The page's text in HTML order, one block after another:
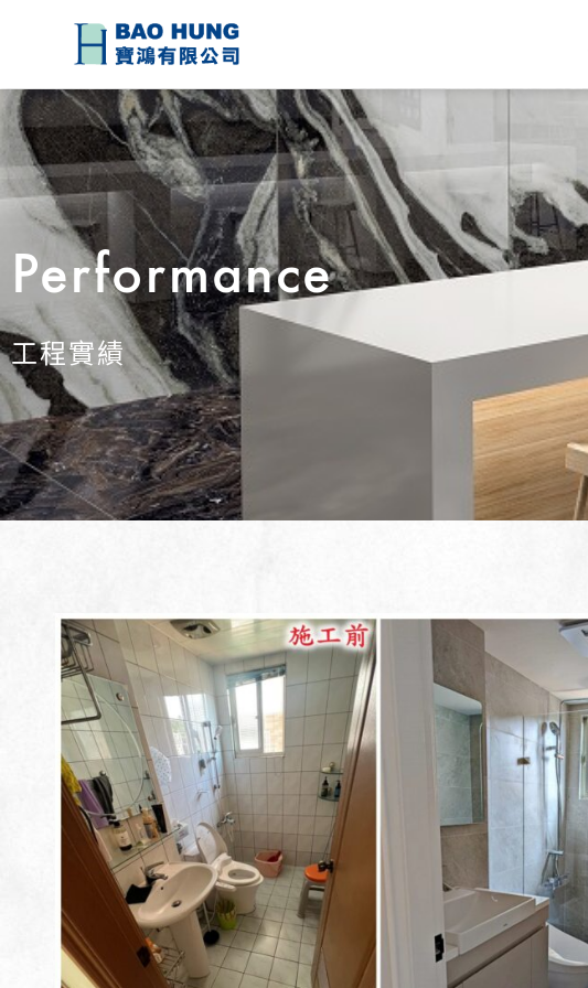
Performance
工程實績